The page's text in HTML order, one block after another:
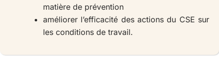
matière de prévention
améliorer l’efficacité des actions du CSE sur
les conditions de travail.